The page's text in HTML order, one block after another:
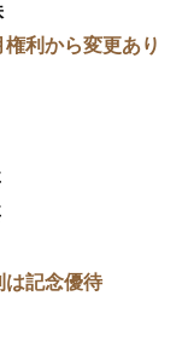
利から変更あり
は記念優待